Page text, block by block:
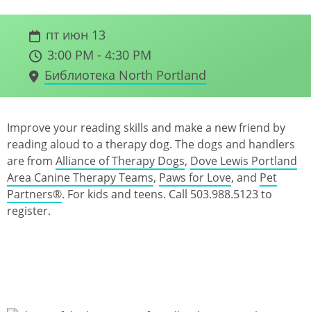
пт июн 13
3:00 PM - 4:30 PM
Библиотека North Portland
Improve your reading skills and make a new friend by
reading aloud to a therapy dog. The dogs and handlers
are from Alliance of Therapy Dogs, Dove Lewis Portland
Area Canine Therapy Teams, Paws for Love, and Pet
Partners®. For kids and teens. Call 503.988.5123 to
register.